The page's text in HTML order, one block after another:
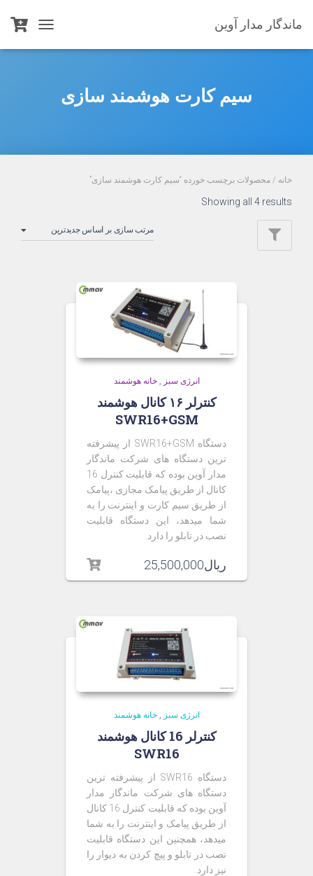
ماندگار مدار آوین
TOGGLE
NAVIGATION
سیم کارت هوشمند سازی
خانه / محصولات برچسب خورده “سیم کارت هوشمند سازی”
Showing all 4 results
انرژی سبز ,خانه هوشمند
کنترلر ۱۶ کانال هوشمند
SWR16+GSM
دستگاه SWR16+GSM از پیشرفته
ترین دستگاه های شرکت ماندگار
مدار آوین بوده که قابلیت کنترل 16
کانال از طریق پیامک مجازی ،پیامک
از طریق سیم کارت و اینترنت را به
شما میدهد، این دستگاه قابلیت
نصب در تابلو را دارد.
ریال25,500,000
انرژی سبز ,خانه هوشمند
کنترلر 16 کانال هوشمند
SWR16
دستگاه SWR16 از پیشرفته ترین
دستگاه های شرکت ماندگار مدار
آوین بوده که قابلیت کنترل 16 کانال
از طریق پیامک و اینترنت را به شما
میدهد، همچنین این دستگاه قابلیت
نصب در تابلو و پیچ کردن به دیوار را
نیز دارد.